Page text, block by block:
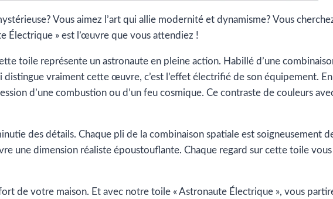
Vous aimez l’art qui allie modernité et dynamisme? Vous
Électrique » est l’œuvre que vous attendiez !
toile représente un astronaute en pleine action. Habillé d’une
distingue vraiment cette œuvre, c’est l’effet électrifié de son équipement.
d’une combustion ou d’un feu cosmique. Ce contraste de couleurs
des détails. Chaque pli de la combinaison spatiale est soigneusement
une dimension réaliste époustouflante. Chaque regard sur cette toile
de votre maison. Et avec notre toile « Astronaute Électrique », vous